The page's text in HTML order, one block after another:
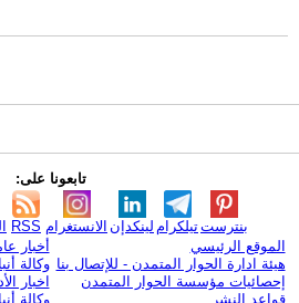
تابعونا على:
RSS الانستغرام لينكدإن تيلكرامبنترست
الموقع الرئيسي
هيئة ادارة الحوار المتمدن - للإتصال بنا
إحصائيات مؤسسة الحوار المتمدن
قواعد النشر
أخبار
وكالة
اخبار
وكالة